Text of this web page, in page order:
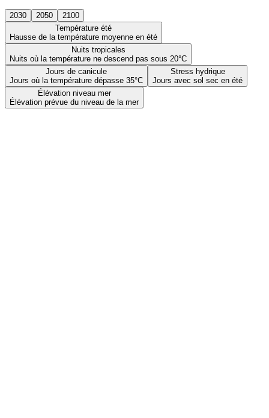
2030 2050
2100
Température été
Hausse de la température moyenne en été
Nuits tropicales
Nuits où la température ne descend pas sous 20°C
Jours de canicule
Jours où la température dépasse 35°C
Stress hydrique
Jours avec sol sec en été
Élévation niveau mer
Élévation prévue du niveau de la mer